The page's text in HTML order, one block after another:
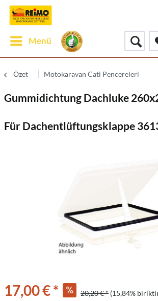
Menü
Özet Motokaravan Cati Pencereleri
Gummidichtung Dachluke
Für Dachentlüftungsklappe
17,00 € * 20,20 € * (15,84%